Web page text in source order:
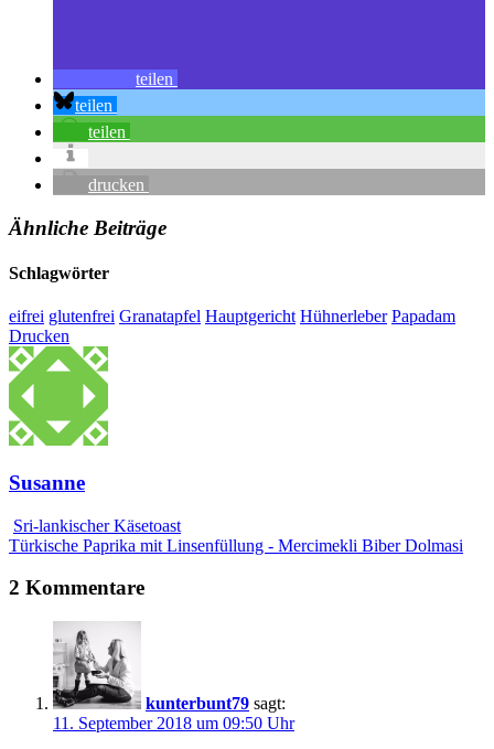
teilen
teilen
teilen
drucken
Ähnliche Beiträge
Schlagwörter
eifrei glutenfrei Granatapfel Hauptgericht Hühnerleber Papadam
Drucken
Susanne
Sri-lankischer Käsetoast
Türkische Paprika mit Linsenfüllung - Mercimekli Biber Dolmasi
2 Kommentare
kunterbunt79 sagt:
11. September 2018 um 09:50 Uhr